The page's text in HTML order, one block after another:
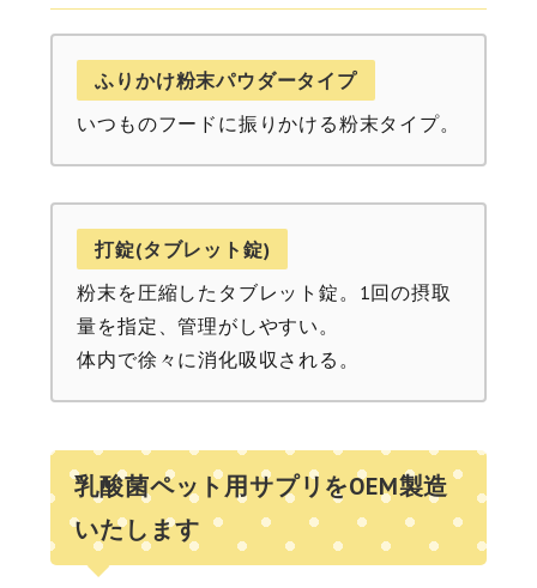
ふりかけ粉末パウダータイプ
いつものフードに振りかける粉末タイプ。
打錠(タブレット錠)
粉末を圧縮したタブレット錠。1回の摂取
量を指定、管理がしやすい。
体内で徐々に消化吸収される。
乳酸菌ペット用サプリをOEM製造
いたします